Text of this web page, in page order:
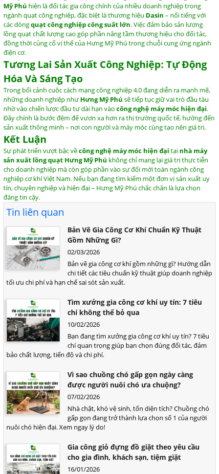
MỹPhú hiện làđốitácgiacôngchính của nhiều doanh nghiệptrong
ngành quạtcông nghiệp,đặc biệt làthương hiệu Dasin – nổitiếngvới
cácdòngquạtcôngnghiệpcôngsuất lớn.Việcđảm bảo sản lượng
lồngquạtchất lượngcao góp phần nângtầm thương hiệu cho đốitác,
đồngthờicủngcố vịthếcủa Hưng Mỹ Phú trongchuỗicung ứng ngành
điện cơ.
Tương Lai Sản Xuất Công Nghiệp: TựĐộng
Hóa Và SángTạo
Trong bốicảnh cuộccách mạngcông nghiệp4.0đangdiễn ra mạnh mẽ,
nhữngdoanh nghiệp như HưngMỹPhú sẽtiếptụcgiữvaitrò đầu tàu
nhờvào chiến lượcđầu tưdài hạn vào côngnghệ máymóc hiện đại.
Đâychính là bướcđệm đểvươn xa hơn rathịtrườngquốctế, hướngđến
sản xuấtthông minh – nơicon ngườivà máy móccùngtạo nên giátrị.
Kết Luận
Sự pháttriển vượt bậcvềcôngnghệ máymóc hiện đại tại nhà máy
sản xuất lồngquạt HưngMỹPhú khôngchỉ mang lạigiátrịthựctiễn
cho doanh nghiệp màcòn góp phần vào sựđổi mớitoàn ngành công
nghiệpcơkhíViệt Nam. Nếu bạn đangtìm kiếm mộtđơn vịsản xuất uy
tín,chuyên nghiệpvà hiện đại – Hưng Mỹ Phú chắcchắn là lựachọn
đángtin cậy.
Tin liên quan
Bản Vẽ Gia Công Cơ Khí Chuẩn Kỹ Thuật
Gồm Những Gì?
02/03/2026
Bản vẽ gia công cơ khí gồm những gì? Hướng dẫn
chi tiết các tiêu chuẩn kỹ thuật giúp doanh nghiệp
tối ưu chi phí và hạn chế sai sót sản xuất.
Tìm xưởng gia công cơ khí uy tín: 7 tiêu
chí không thể bỏ qua
10/02/2026
Bạn đang tìm xưởng gia công cơ khí uy tín? 7 tiêu
chí quan trọng giúp bạn chọn đúng đối tác, đảm
bảo chất lượng, tiến độ và chi phí.
Vì sao chuồng chó gấp gọn ngày càng
được người nuôi chó ưa chuộng?
07/02/2026
Nhà chật, khó vệ sinh, tốn diện tích? Chuồng chó
gấp gọn đang trở thành lựa chọn số 1 của người
nuôi chó hiện đại. Xem ngay lý do!
Gia công giỏ đựng đồ giặt theo yêu cầu
cho gia đình, khách sạn, tiệm giặt
16/01/2026